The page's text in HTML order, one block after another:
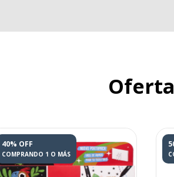
40% OFF
COMPRANDO 1 O MÁS